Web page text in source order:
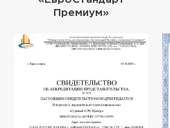
Премиум»